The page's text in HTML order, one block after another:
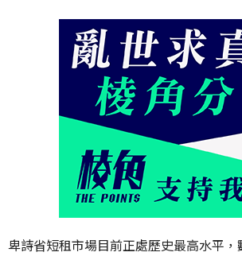
卑詩省短租市場目前正處歷史最高水平